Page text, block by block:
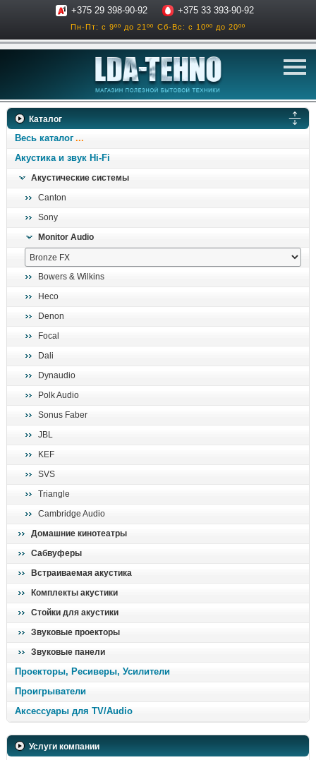
+375 29 398-90-92 +375 33 393-90-92
Пн-Пт: с 9ºº до 21ºº Сб-Вс: с 10ºº до 20ºº
телевизоры
ресиверы, усилители
отопительные котлы
Каталог
Весь каталог
Акустика и звук Hi-Fi
Акустические системы
Canton
Sony
Monitor Audio
Bowers & Wilkins
Heco
Denon
Focal
Dali
Dynaudio
Polk Audio
Sonus Faber
JBL
KEF
SVS
Triangle
Cambridge Audio
Домашние кинотеатры
Сабвуферы
Встраиваемая акустика
Комплекты акустики
Стойки для акустики
Звуковые проекторы
Звуковые панели
Проекторы, Ресиверы, Усилители
Проигрыватели
Аксессуары для TV/Audio
Услуги компании